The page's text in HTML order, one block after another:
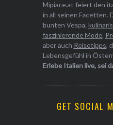
Mipiace.at feiert den
in all seinen Facetten.
bunten Vespa,
faszinierende Mode,
aber auch Reisetipps,
Lebensgefühl in
Erlebe Italien live, sei
GET SOCIAL